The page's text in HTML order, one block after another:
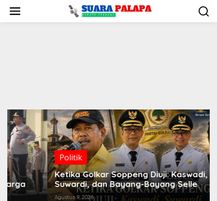
konten
Politik
Ketika Golkar Soppeng Diuji: Kaswadi,
Suwardi, dan Bayang-Bayang Selle
Agustus 9, 2026